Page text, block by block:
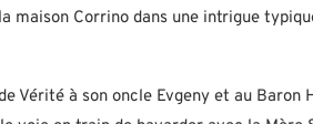
maison Corrino dans une intrigue
Vérité à son oncle Evgeny et au Baron